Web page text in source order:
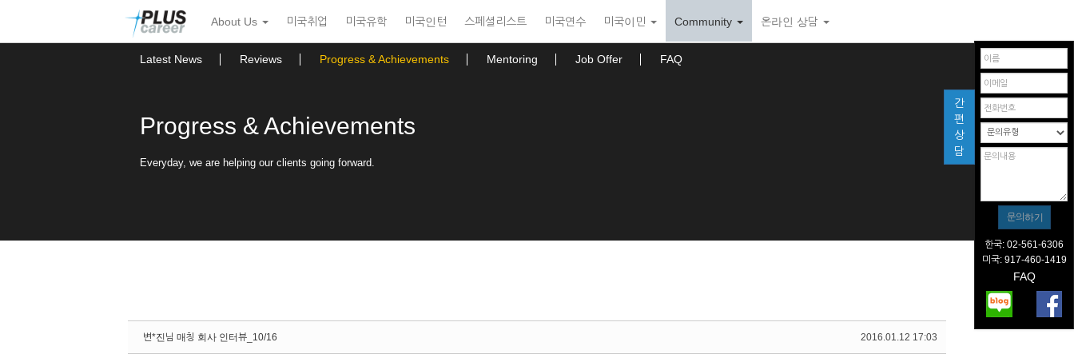
뉴
토
About Us 미국취업 미국유학 미국인턴 스페셜리스트 미국연수 미국이민 Community 온라인 상담
Latest News Reviews Progress & Achievements Mentoring Job Offer FAQ
Progress & Achievements
Everyday, we are helping our clients going forward.
2016.01.12 17:03
변*진님 매칭 회사 인터뷰_10/16
간
편
상
담
한국: 02-561-6306
미국: 917-460-1419
FAQ